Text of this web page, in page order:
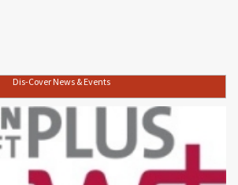
Dis-Cover News & Events